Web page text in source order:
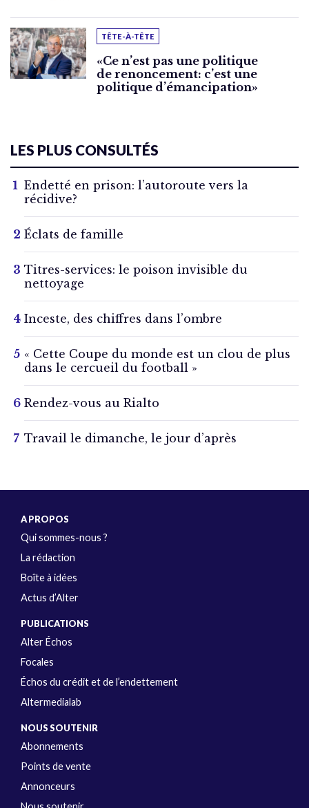
TÊTE-À-TÊTE
«Ce n’est pas une politique
de renoncement: c’est une
politique d’émancipation»
LES PLUS CONSULTÉS
Endetté en prison: l’autoroute vers la
récidive?
Éclats de famille
Titres-services: le poison invisible du
nettoyage
Inceste, des chiffres dans l’ombre
« Cette Coupe du monde est un clou de plus
dans le cercueil du football »
Rendez-vous au Rialto
Travail le dimanche, le jour d’après
A PROPOS
Qui sommes-nous ?
La rédaction
Boîte à idées
Actus d’Alter
PUBLICATIONS
Alter Échos
Focales
Échos du crédit et de l’endettement
Altermedialab
NOUS SOUTENIR
Abonnements
Points de vente
Annonceurs